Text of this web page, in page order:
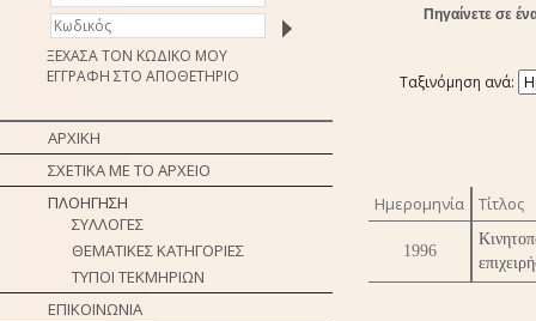
ΞΕΧΑΣΑ ΤΟΝ ΚΩΔΙΚΟ ΜΟΥ
ΕΓΓΡΑΦΗ ΣΤΟ ΑΠΟΘΕΤΗΡΙΟ
ΑΡΧΙΚΗ
ΣΧΕΤΙΚΑ ΜΕ ΤΟ ΑΡΧΕΙΟ
ΠΛΟΗΓΗΣΗ
ΣΥΛΛΟΓΕΣ
ΘΕΜΑΤΙΚΕΣ ΚΑΤΗΓΟΡΙΕΣ
ΤΥΠΟΙ ΤΕΚΜΗΡΙΩΝ
ΕΠΙΚΟΙΝΩΝΙΑ
Πηγαίνετε σε
Ταξινόμηση ανά:
Ημερομηνία Τίτλος
1996